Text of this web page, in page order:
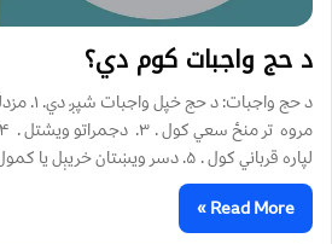
د حج واجبات کوم دي؟
لپاره قرباني کول . ۵. دسر ویښتان خریېل یا کمول (حلق یاقصر
Read More »